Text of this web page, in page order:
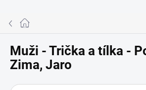
Domů
Muži - Trička a tílka -
Zima, Jaro